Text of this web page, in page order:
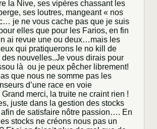
la Nive, ses vipères chassant les
ses loutres, mangeant « nos
je ne vous cache pas que je suis
elles que pour les Farios, en fin
ai revue une ou deux…mais les
qui pratiquerons le no kill de
des nouvelles..Je vous dirais pour
là ou je peux pêcher librement!
que nous ne somme pas les
d’une race en voie
Grand merci, la truite ne craint rien !
juste dans la gestion des stocks
de satisfaire nôtre passion…. En
stocks ne créons nous pas un